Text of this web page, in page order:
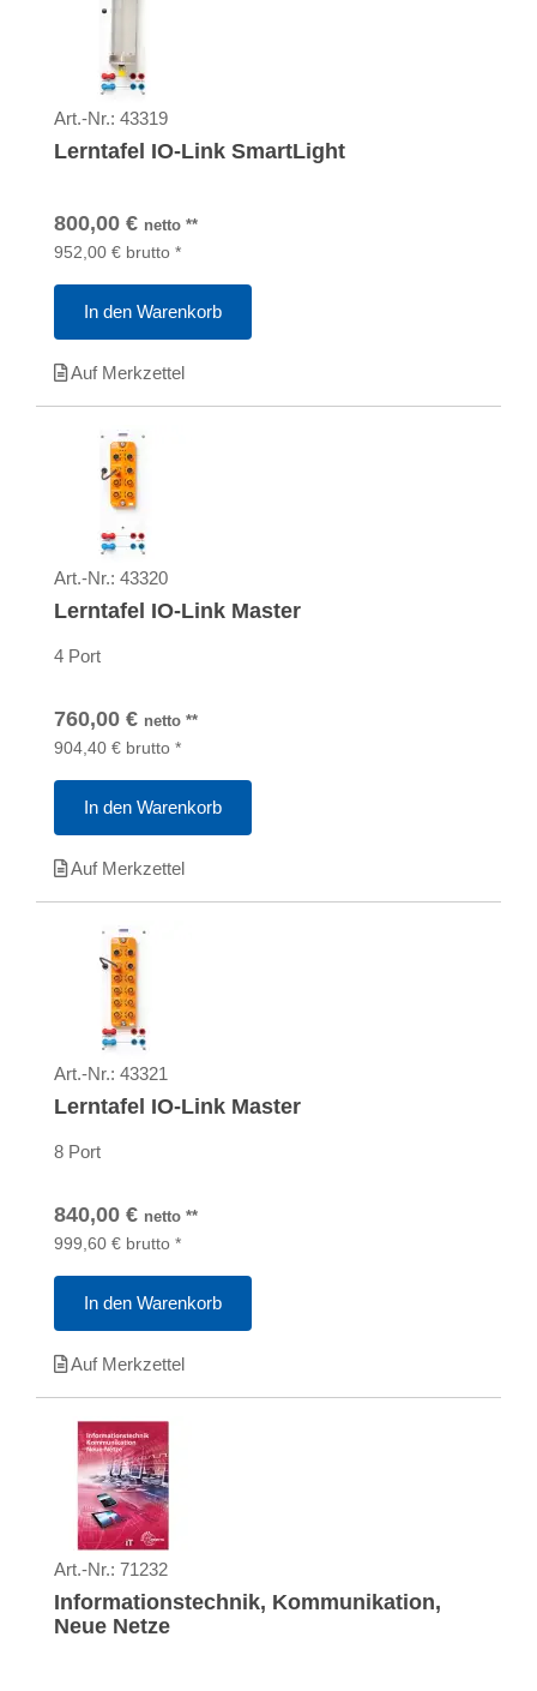
Art.-Nr.: 43319
Lerntafel IO-Link SmartLight
800,00 € netto **
952,00 € brutto *
In den Warenkorb
Auf Merkzettel
Art.-Nr.: 43320
Lerntafel IO-Link Master
4 Port
760,00 € netto **
904,40 € brutto *
In den Warenkorb
Auf Merkzettel
Art.-Nr.: 43321
Lerntafel IO-Link Master
8 Port
840,00 € netto **
999,60 € brutto *
In den Warenkorb
Auf Merkzettel
Art.-Nr.: 71232
Informationstechnik, Kommunikation,
Neue Netze